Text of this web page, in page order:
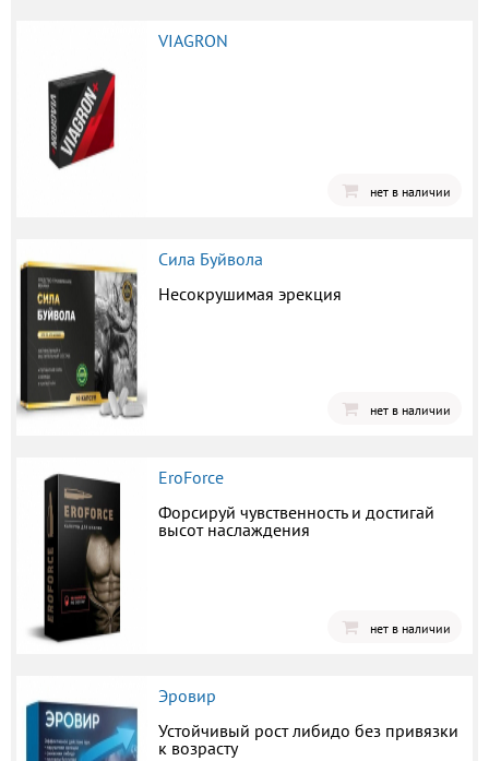
VIAGRON
нет в наличии
Сила Буйвола
Несокрушимая эрекция
нет в наличии
EroForce
Форсируй чувственность и достигай
высот наслаждения
нет в наличии
Эровир
Устойчивый рост либидо без привязки
к возрасту